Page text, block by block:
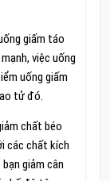
giấm táo
việc uống
uống giấm
tử đó.
chất béo
các chất kích
giảm cân